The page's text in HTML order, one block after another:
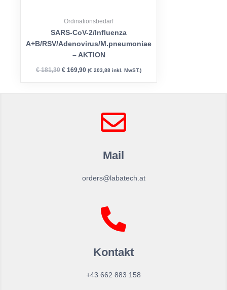
Ordinationsbedarf
SARS-CoV-2/Influenza
A+B/RSV/Adenovirus/M.pneumoniae
– AKTION
€181,30 € 169,90 (€ 203,88 inkl. MwST.)
Mail
orders@labatech.at
Kontakt
+43 662 883 158